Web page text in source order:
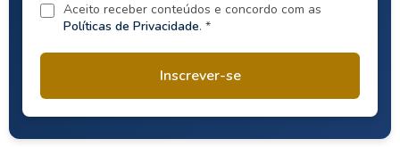
Aceito receber conteúdos e concordo com as
Políticas de Privacidade. *
Inscrever-se